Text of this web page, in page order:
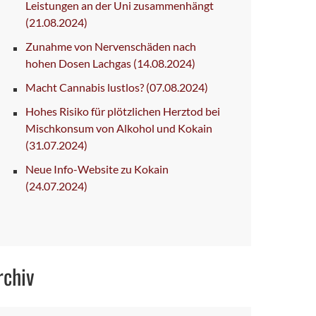
Leistungen an der Uni zusammenhängt
(21.08.2024)
Zunahme von Nervenschäden nach
hohen Dosen Lachgas (14.08.2024)
Macht Cannabis lustlos? (07.08.2024)
Hohes Risiko für plötzlichen Herztod bei
Mischkonsum von Alkohol und Kokain
(31.07.2024)
Neue Info-Website zu Kokain
(24.07.2024)